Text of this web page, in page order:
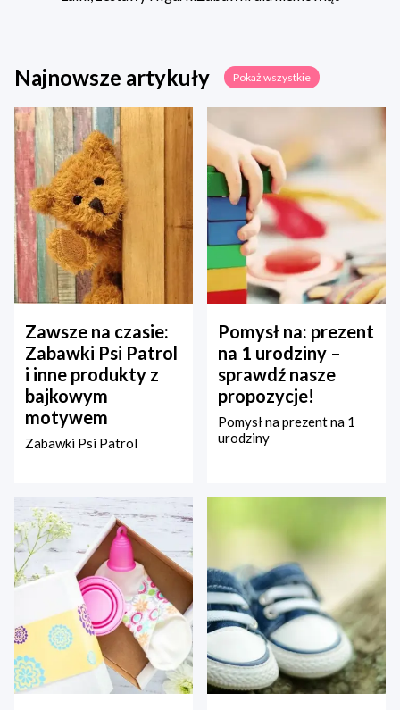
Najnowsze artykuły Pokaż wszystkie
Zawsze na czasie:
Zabawki Psi Patrol
i inne produkty z
bajkowym
motywem
Zabawki Psi Patrol
Pomysł na: prezent
na 1 urodziny –
sprawdź nasze
propozycje!
Pomysł na prezent na 1
urodziny